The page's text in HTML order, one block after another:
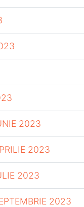
2023
2023
2023
2023